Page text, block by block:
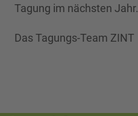
Tagung im nächsten Jahr.
Das Tagungs-Team ZINT